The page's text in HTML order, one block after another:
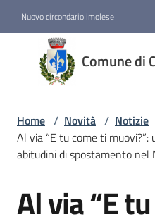
Nuovo circondario imolese
Comune di
Comune
di
Castel
Novità
Home / Novità / Notizie
Al via “E tu come ti muovi?”:
abitudini di spostamento nel
Salta al contenuto
Al via “E